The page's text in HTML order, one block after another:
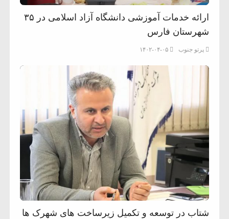
ارائه خدمات آموزشی دانشگاه آزاد اسلامی در ۳۵
شهرستان فارس
پرتو جنوب ۱۴۰۲-۰۴-۰۵
شتاب در توسعه و تكميل زيرساخت های شهرک ها